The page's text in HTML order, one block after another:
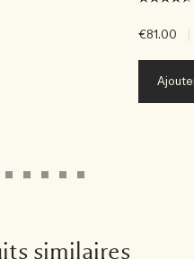
€81.00
similaires